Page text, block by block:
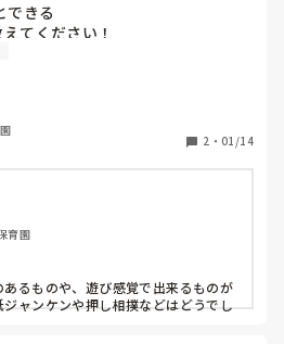
できる
てください！
2 ・ 01/14
育園
るものや、遊び感覚で出来るものが
ャンケンや押し相撲などはどうでし